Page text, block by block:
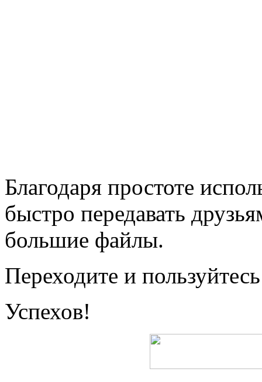
Благодаря простоте
быстро передавать
большие файлы.
Переходите и
Успехов!